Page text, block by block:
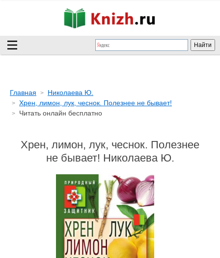
Главная
Николаева Ю.
Хрен, лимон, лук, чеснок. Полезнее не бывает!
Читать онлайн бесплатно
Хрен, лимон, лук, чеснок. Полезнее
не бывает! Николаева Ю.